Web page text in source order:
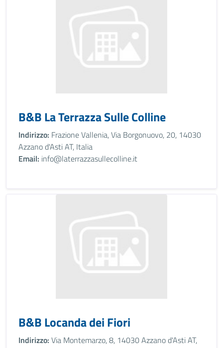
B&B La Terrazza Sulle Colline
Indirizzo: Frazione Vallenia, Via Borgonuovo, 20, 14030
Azzano d'Asti AT, Italia
Email: info@laterrazzasullecolline.it
B&B Locanda dei Fiori
Indirizzo: Via Montemarzo, 8, 14030 Azzano d'Asti AT,